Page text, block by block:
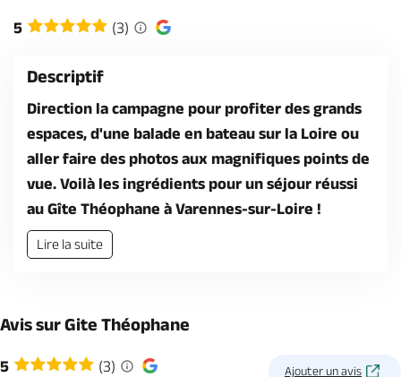
Brochures & Cartes Offices de tourisme Comment venir ? Ecrivez-nous
5 (3)
Descriptif
Direction la campagne pour profiter des grands
espaces, d'une balade en bateau sur la Loire ou
aller faire des photos aux magnifiques points de
vue. Voilà les ingrédients pour un séjour réussi
au Gîte Théophane à Varennes-sur-Loire !
Lire la suite
Avis sur Gite Théophane
5 (3) Ajouter un avis